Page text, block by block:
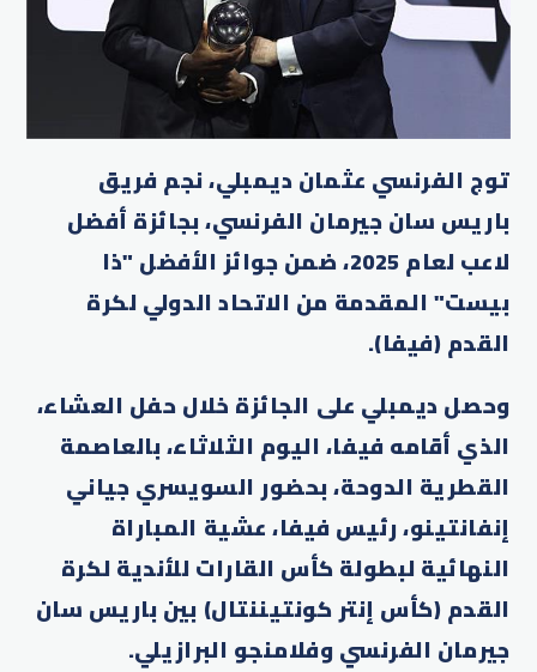
توج الفرنسي عثمان ديمبلي، نجم فريق
باريس سان جيرمان الفرنسي، بجائزة أفضل
لاعب لعام 2025، ضمن جوائز الأفضل "ذا
بيست" المقدمة من الاتحاد الدولي لكرة
القدم (فيفا).
وحصل ديمبلي على الجائزة خلال حفل العشاء،
الذي أقامه فيفا، اليوم الثلاثاء، بالعاصمة
القطرية الدوحة، بحضور السويسري جياني
إنفانتينو، رئيس فيفا، عشية المباراة
النهائية لبطولة كأس القارات للأندية لكرة
القدم (كأس إنتر كونتيننتال) بين باريس سان
جيرمان الفرنسي وفلامنجو البرازيلي.